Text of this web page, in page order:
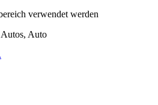
verwendet werden
Auto